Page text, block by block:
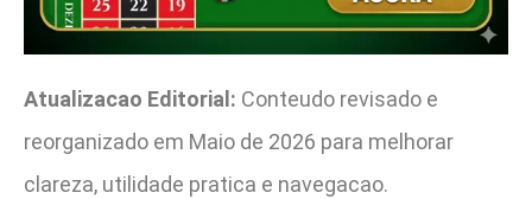
Atualizacao Editorial: Conteudo revisado e
reorganizado em Maio de 2026 para melhorar
clareza, utilidade pratica e navegacao.